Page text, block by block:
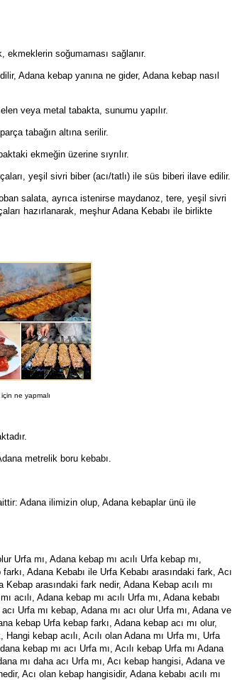
ekmeklerin soğumaması sağlanır.
Adana kebap yanına ne gider, Adana kebap nasıl
veya metal tabakta, sunumu yapılır.
tabağın altına serilir.
ekmeğin üzerine sıyrılır.
yeşil sivri biber (acı/tatlı) ile süs biberi ilave edilir.
salata, ayrıca istenirse maydanoz, tere, yeşil sivri
hazırlanarak, meşhur Adana Kebabı ile birlikte
ne yapmalı
metrelik boru kebabı.
Adana ilimizin olup, Adana kebaplar ünü ile
Urfa mı, Adana kebap mı acılı Urfa kebap mı,
Adana Kebabı ile Urfa Kebabı arasındaki fark, Acı
arasındaki fark nedir, Adana Kebap acılı mı
acılı, Adana kebap mı acılı Urfa mı, Adana kebabı
Urfa mı kebap, Adana mı acı olur Urfa mı, Adana ve
kebap Urfa kebap farkı, Adana kebap acı mı olur,
kebap acılı, Acılı olan Adana mı Urfa mı, Urfa
kebap mı acı Urfa mı, Acılı kebap Urfa mı Adana
mı daha acı Urfa mı, Acı kebap hangisi, Adana ve
Acı olan kebap hangisidir, Adana kebabı acılı mı